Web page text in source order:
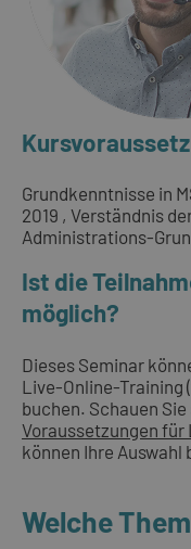
Grundkenntnisse in
2019 , Verständnis
Administrations-
Ist die
möglich?
Dieses Seminar
Live-Online-Training
buchen. Schauen Sie
Voraussetzungen
können Ihre
Welche